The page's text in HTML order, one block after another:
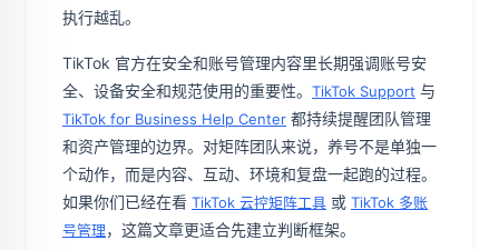
执行越乱。
TikTok 官方在安全和账号管理内容里长期强调账号安
全、设备安全和规范使用的重要性。 TikTok Support 与
TikTok for Business Help Center 都持续提醒团队管理
和资产管理的边界。对矩阵团队来说，养号不是单独一
个动作，而是内容、互动、环境和复盘一起跑的过程。
如果你们已经在看 TikTok 云控矩阵工具 或 TikTok 多账
号管理，这篇文章更适合先建立判断框架。